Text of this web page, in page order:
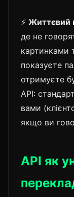
⚡ Життєвий
де не
картинками
показуєте
отримуєте
API:
вами
якщо ви
API як